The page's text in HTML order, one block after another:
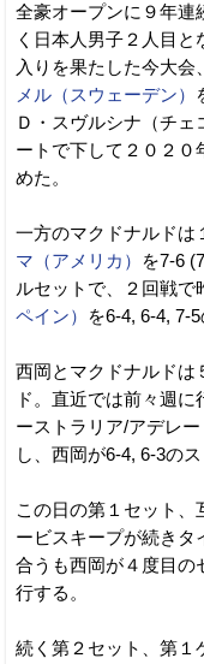
全豪オープンに９年連
く日本人男子２人目
入りを果たした今大
メル（スウェーデン）
Ｄ・スヴルシナ（チェ
ートで下して２０２０
めた。
一方のマクドナルドは
マ（アメリカ）
を7-6
ルセットで、２回戦で
ペイン）
を6-4, 6-4, 7-
西岡とマクドナルドは
ド。直近では前々週
ーストラリア/アデレ
し、西岡が6-4, 6-3の
この日の第１セット、
ービスキープが続きタ
合うも西岡が４度目の
行する。
続く第２セット、第１